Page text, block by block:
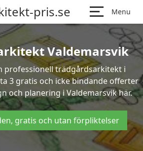
pris.se Menu
Valdemarsvik
professionell trädgårdsarkitekt i
3 gratis och icke bindande offerter
och planering i Valdemarsvik här.
gratis och utan förpliktelser